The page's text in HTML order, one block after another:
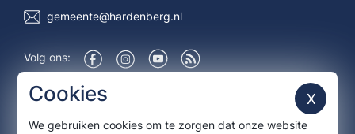
gemeente@hardenberg.nl
Volg ons:
X
Cookies
We gebruiken cookies om te zorgen dat onze website